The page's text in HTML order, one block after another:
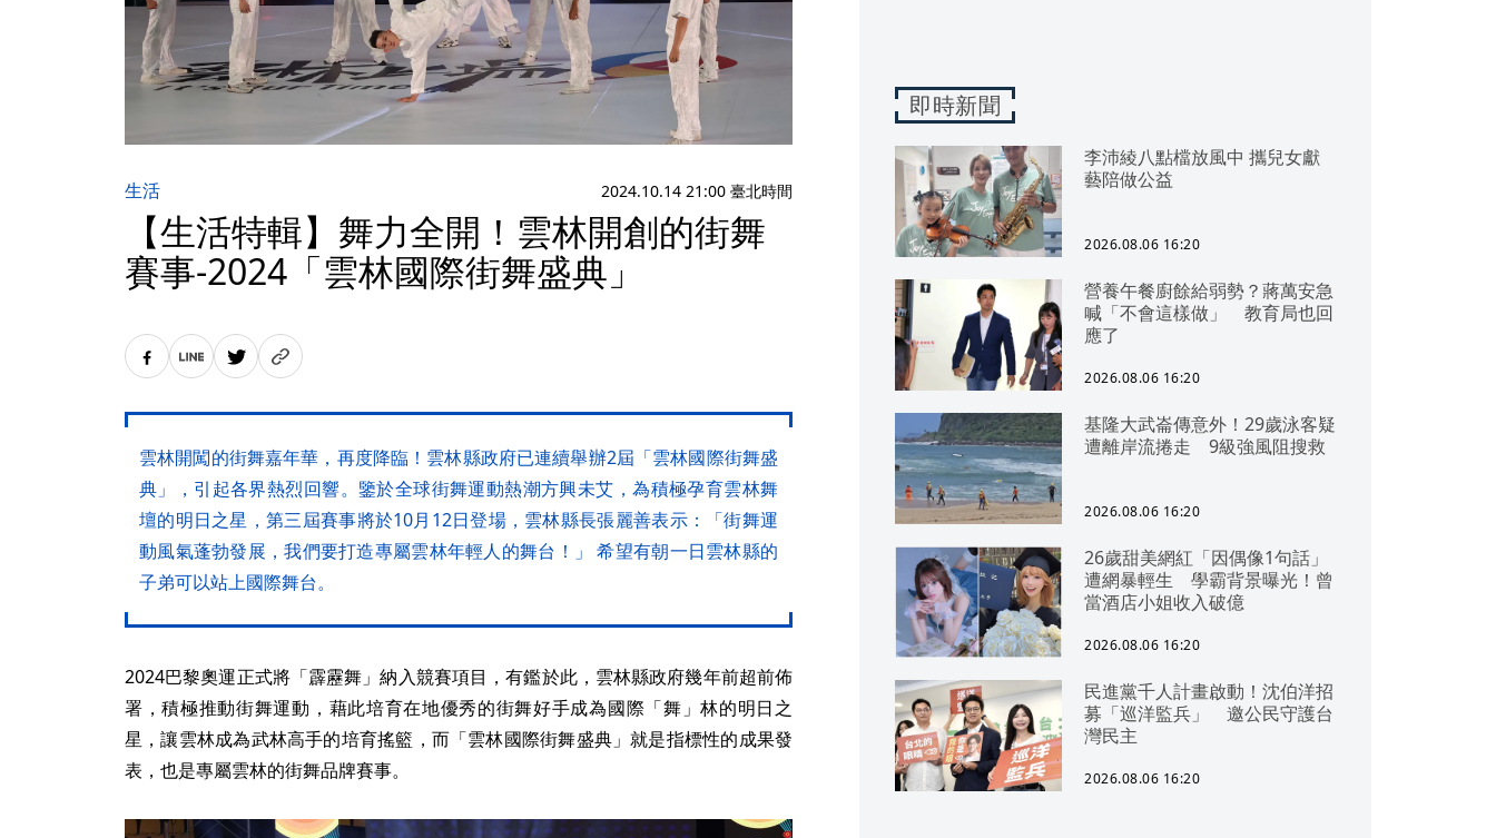
生活 2024.10.14 21:00 臺北時間
【生活特輯】舞力全開！雲林開創的街舞
賽事-2024「雲林國際街舞盛典」
雲林開闖的街舞嘉年華，再度降臨！雲林縣政府已連續舉辦2屆「雲林國際街舞盛
典」，引起各界熱烈回響。鑒於全球街舞運動熱潮方興未艾，為積極孕育雲林舞
壇的明日之星，第三屆賽事將於10月12日登場，雲林縣長張麗善表示：「街舞運
動風氣蓬勃發展，我們要打造專屬雲林年輕人的舞台！」 希望有朝一日雲林縣的
子弟可以站上國際舞台。
2024巴黎奧運正式將「霹靂舞」納入競賽項目，有鑑於此，雲林縣政府幾年前超前佈
署，積極推動街舞運動，藉此培育在地優秀的街舞好手成為國際「舞」林的明日之
星，讓雲林成為武林高手的培育搖籃，而「雲林國際街舞盛典」就是指標性的成果發
表，也是專屬雲林的街舞品牌賽事。
即時新聞
李沛綾八點檔放風中 攜兒女獻
藝陪做公益
2026.08.06 16:20
營養午餐廚餘給弱勢？蔣萬安急
喊「不會這樣做」 教育局也回
應了
2026.08.06 16:20
基隆大武崙傳意外！29歲泳客疑
遭離岸流捲走 9級強風阻搜救
2026.08.06 16:20
26歲甜美網紅「因偶像1句話」
遭網暴輕生 學霸背景曝光！曾
當酒店小姐收入破億
2026.08.06 16:20
民進黨千人計畫啟動！沈伯洋招
募「巡洋監兵」 邀公民守護台
灣民主
2026.08.06 16:20